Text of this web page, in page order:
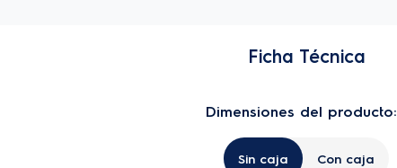
Ficha Técnica
Dimensiones del producto:
Sin caja Con caja